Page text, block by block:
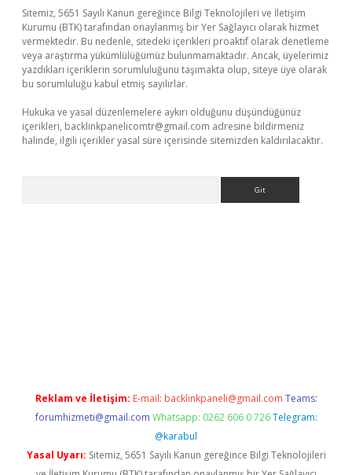
Sitemiz, 5651 Sayılı Kanun gereğince Bilgi Teknolojileri ve İletişim
Kurumu (BTK) tarafından onaylanmış bir Yer Sağlayıcı olarak hizmet
vermektedir. Bu nedenle, sitedeki içerikleri proaktif olarak denetleme
veya araştırma yükümlülüğümüz bulunmamaktadır. Ancak, üyelerimiz
yazdıkları içeriklerin sorumluluğunu taşımakta olup, siteye üye olarak
bu sorumluluğu kabul etmiş sayılırlar.
Hukuka ve yasal düzenlemelere aykırı olduğunu düşündüğünüz
içerikleri, backlinkpanelicomtr@gmail.com adresine bildirmeniz
halinde, ilgili içerikler yasal süre içerisinde sitemizden kaldırılacaktır.
Reklam ve İletişim: E-mail: backlinkpaneli@gmail.com Teams:
forumhizmeti@gmail.com Whatsapp: 0262 606 0 726 Telegram:
@karabul
Yasal Uyarı: Sitemiz, 5651 Sayılı Kanun gereğince Bilgi Teknolojileri